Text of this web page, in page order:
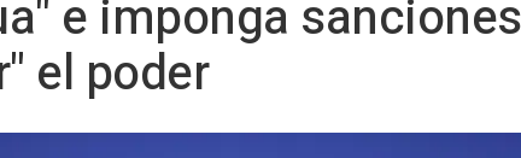
e imponga
el poder